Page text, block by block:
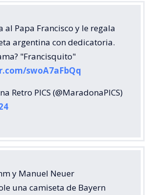
al Papa Francisco y le regala
argentina con dedicatoria.
"Francisquito"
swoA7aFbQq
Retro PICS (@MaradonaPICS)
y Manuel Neuer
una camiseta de Bayern